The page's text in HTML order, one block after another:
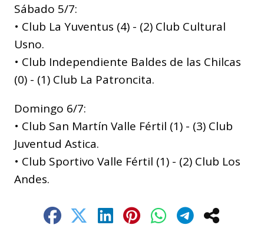
Sábado 5/7:
• Club La Yuventus (4) - (2) Club Cultural
Usno.
• Club Independiente Baldes de las Chilcas
(0) - (1) Club La Patroncita.
Domingo 6/7:
• Club San Martín Valle Fértil (1) - (3) Club
Juventud Astica.
• Club Sportivo Valle Fértil (1) - (2) Club Los
Andes.